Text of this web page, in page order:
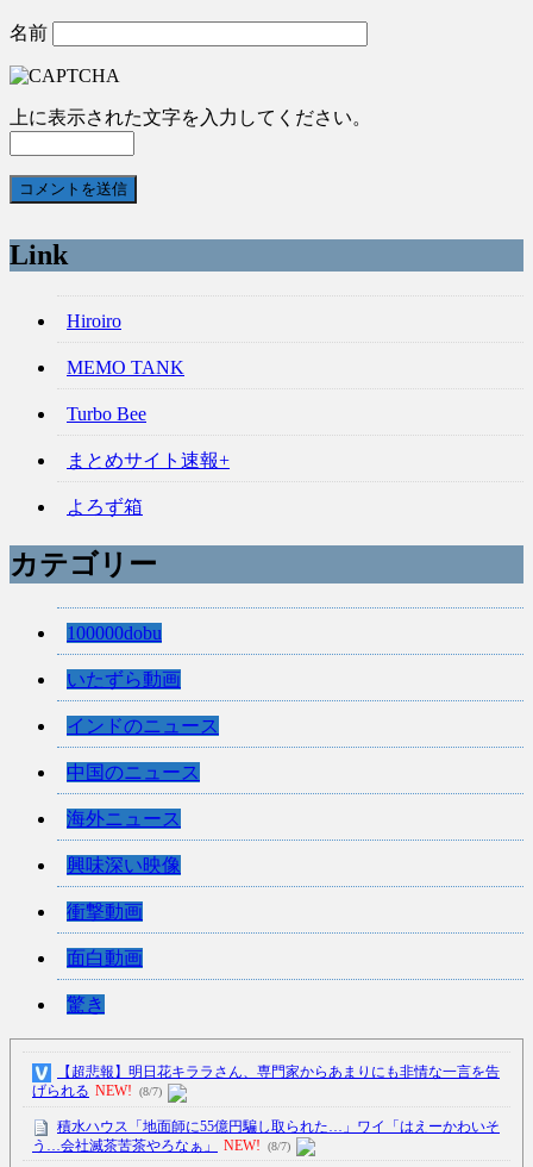
名前
上に表示された文字を入力してください。
Link
Hiroiro
MEMO TANK
Turbo Bee
まとめサイト速報+
よろず箱
カテゴリー
100000dobu
いたずら動画
インドのニュース
中国のニュース
海外ニュース
興味深い映像
衝撃動画
面白動画
驚き
【超悲報】明日花キララさん、専門家からあまりにも非情な一言を告
げられる NEW! (8/7)
積水ハウス「地面師に55億円騙し取られた…」ワイ「はえーかわいそ
う…会社滅茶苦茶やろなぁ」
NEW! (8/7)